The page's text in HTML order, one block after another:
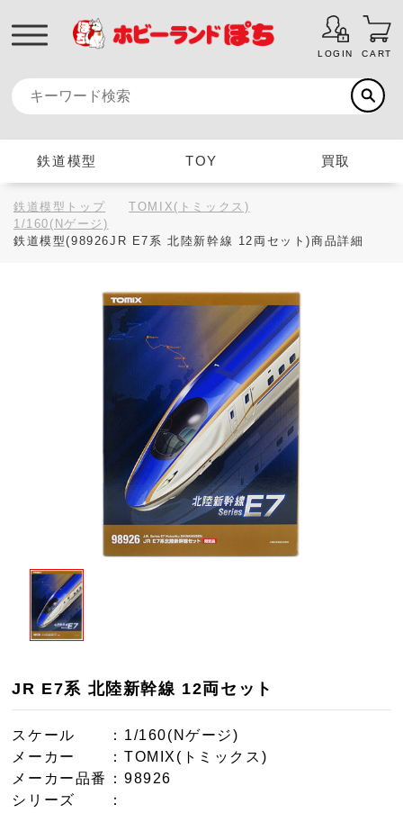
LOGIN CART
鉄道模型 TOY 買取
鉄道模型トップ
TOMIX(トミックス)
1/160(Nゲージ)
鉄道模型(98926JR E7系 北陸新幹線 12両セット)商品詳細
JR E7系 北陸新幹線 12両セット
スケール
：1/160(Nゲージ)
メーカー
：TOMIX(トミックス)
メーカー品番
：98926
シリーズ
：